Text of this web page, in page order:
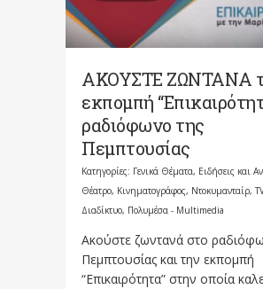
ΑΚΟΥΣΤΕ ΖΩΝΤΑΝΑ
εκπομπή
ραδιόφωνο της
Πεμπτουσίας
Κατηγορίες: Γενικά Θέματα, Ειδήσεις και
Θέατρο, Κινηματογράφος, Ντοκυμανταίρ,
Διαδίκτυο, Πολυμέσα - Multimedia
Ακούστε ζωντανά στο
Πεμπτουσίας και την εκπομπή
“Επικαιρότητα” στην οποία